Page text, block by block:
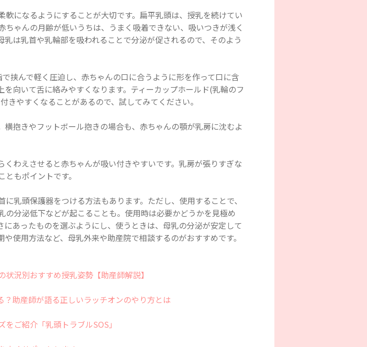
になるようにすることが大切です。扁平乳頭は、授乳を続けてい
ゃんの月齢が低いうちは、うまく吸着できない、吸いつきが浅く
は乳首や乳輪部を吸われることで分泌が促されるので、そのよう
挟んで軽く圧迫し、赤ちゃんの口に合うように形を作って口に含
向いて舌に絡みやすくなります。ティーカップホールド(乳輪のフ
やすくなることがあるので、試してみてください。
抱きやフットボール抱きの場合も、赤ちゃんの顎が乳房に沈むよ
わえさせると赤ちゃんが吸い付きやすいです。乳房が張りすぎな
もポイントです。
乳頭保護器をつける方法もあります。ただし、使用することで、
分泌低下などが起こることも。使用時は必要かどうかを見極め
あったものを選ぶようにし、使うときは、母乳の分泌が安定して
使用方法など、母乳外来や助産院で相談するのがおすすめです。
況別おすすめ授乳姿勢【助産師解説】
助産師が語る正しいラッチオンのやり方とは
ご紹介「乳頭トラブルSOS」